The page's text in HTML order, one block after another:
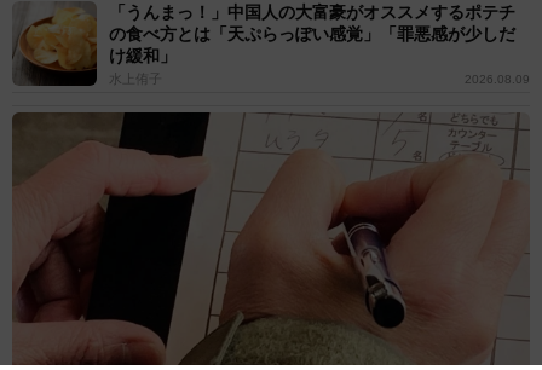
「うんまっ！」中国人の大富豪がオススメするポテチ
の食べ方とは「天ぷらっぽい感覚」「罪悪感が少しだ
け緩和」
水上侑子 2026.08.09